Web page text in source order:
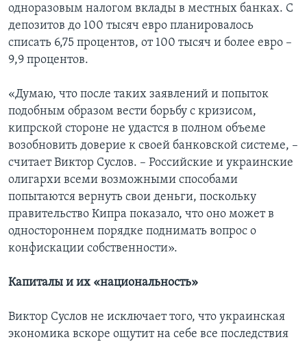
одноразовым налогом вклады в местных банках. С
депозитов до 100 тысяч евро планировалось
списать 6,75 процентов, от 100 тысяч и более евро –
9,9 процентов.
«Думаю, что после таких заявлений и попыток
подобным образом вести борьбу с кризисом,
кипрской стороне не удастся в полном объеме
возобновить доверие к своей банковской системе, –
считает Виктор Суслов. – Российские и украинские
олигархи всеми возможными способами
попытаются вернуть свои деньги, поскольку
правительство Кипра показало, что оно может в
одностороннем порядке поднимать вопрос о
конфискации собственности».
Капиталы и их «национальность»
Виктор Суслов не исключает того, что украинская
экономика вскоре ощутит на себе все последствия